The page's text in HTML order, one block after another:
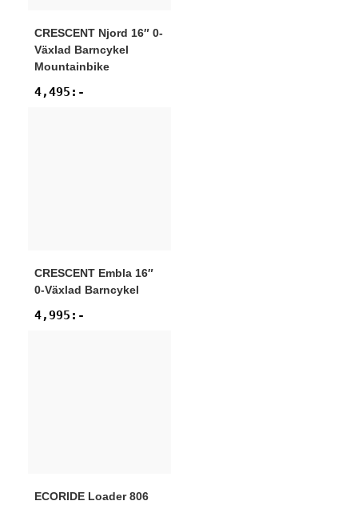
CRESCENT Njord 16″ 0-
Växlad Barncykel
Mountainbike
4,495 :-
CRESCENT Embla 16″
0-Växlad Barncykel
4,995 :-
ECORIDE Loader 806